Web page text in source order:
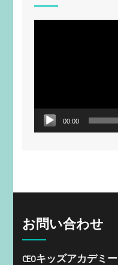
00:00
お問い合わせ
CEOキッズアカデミー